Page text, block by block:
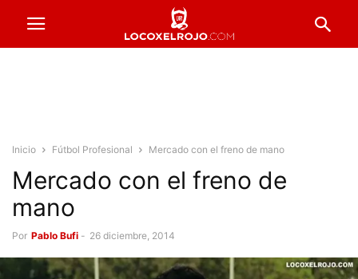
Inicio Fútbol Profesional Mercado con el freno de mano
Mercado con el freno de
mano
Por Pablo Bufi - 26 diciembre, 2014